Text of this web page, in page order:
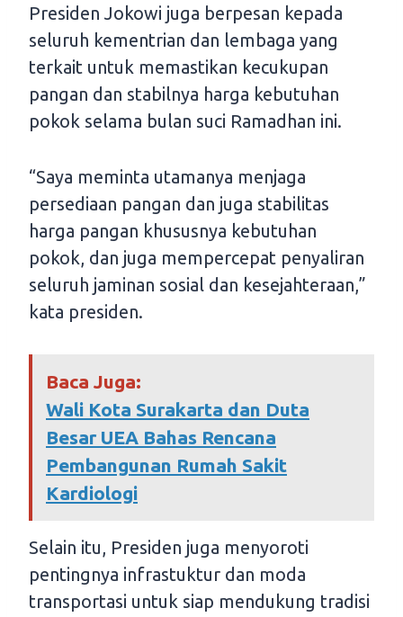
Presiden Jokowi juga berpesan kepada
seluruh kementrian dan lembaga yang
terkait untuk memastikan kecukupan
pangan dan stabilnya harga kebutuhan
pokok selama bulan suci Ramadhan ini.
“Saya meminta utamanya menjaga
persediaan pangan dan juga stabilitas
harga pangan khususnya kebutuhan
pokok, dan juga mempercepat penyaliran
seluruh jaminan sosial dan kesejahteraan,”
kata presiden.
Baca Juga:
Wali Kota Surakarta dan Duta
Besar UEA Bahas Rencana
Pembangunan Rumah Sakit
Kardiologi
Selain itu, Presiden juga menyoroti
pentingnya infrastuktur dan moda
transportasi untuk siap mendukung tradisi